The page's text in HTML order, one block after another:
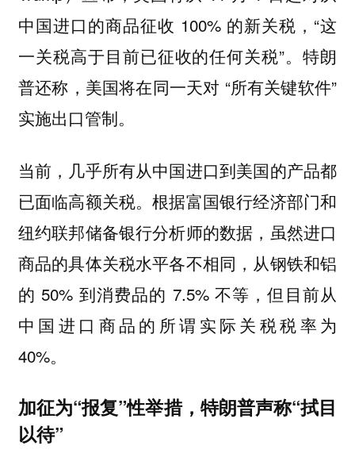
中国进口的商品征收 100% 的新关税，“这
一关税高于目前已征收的任何关税”。特朗
普还称，美国将在同一天对 “所有关键软件”
实施出口管制。
当前，几乎所有从中国进口到美国的产品都
已面临高额关税。根据富国银行经济部门和
纽约联邦储备银行分析师的数据，虽然进口
商品的具体关税水平各不相同，从钢铁和铝
的 50% 到消费品的 7.5% 不等，但目前从
中国进口商品的所谓实际关税税率为
40%。
加征为“报复”性举措，特朗普声称“拭目
以待”